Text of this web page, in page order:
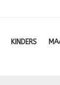
KINDERS